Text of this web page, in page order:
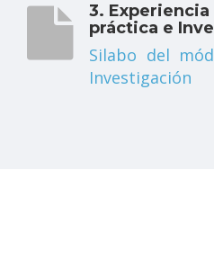
3.
práctica e
Silabo del
Investigación